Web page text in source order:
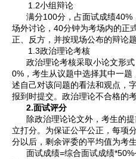
1.2小组辩论
满分100分，占面试成绩40%
场外讨论， 40分钟为考场内的正
正、反方，并按现场公布的辩论
1.3政治理论考核
政治理论考核采取小论文形
0%，考生从议题中选择其中一题
述自己对该问题的看法和观点，
报到时提交。政治理论不合格的
2.面试评分
除政治理论论文外，考生的
立打分。为保证公平公正，每项
分以后，剩余评委的平均值为考
面试成绩=综合面试成绩